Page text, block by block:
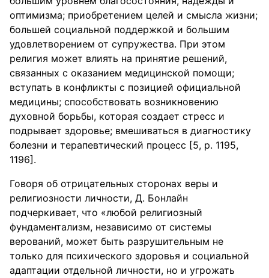
оптимизма; приобретением целей и смысла жизни;
большей социальной поддержкой и большим
удовлетворением от супружества. При этом
религия может влиять на принятие решений,
связанных с оказанием медицинской помощи;
вступать в конфликты с позицией официальной
медицины; способствовать возникновению
духовной борьбы, которая создает стресс и
подрывает здоровье; вмешиваться в диагностику
болезни и терапевтический процесс [5, р. 1195,
1196].
Говоря об отрицательных сторонах веры и
религиозности личности, Д. Бонлайн
подчеркивает, что «любой религиозный
фундаментализм, независимо от системы
верований, может быть разрушительным не
только для психического здоровья и социальной
адаптации отдельной личности, но и угрожать